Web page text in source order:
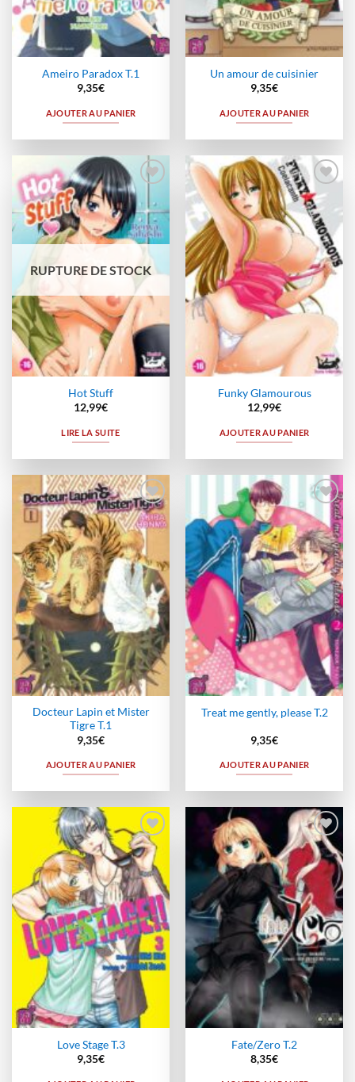
Ameiro Paradox T.1
9,35€
AJOUTER AU PANIER
Un amour de cuisinier
9,35€
AJOUTER AU PANIER
Ajouter
à la
wishlist
RUPTURE DE STOCK
Hot Stuff
12,99€
LIRE LA SUITE
Ajouter
à la
wishlist
Funky Glamourous
12,99€
AJOUTER AU PANIER
Ajouter
à la
wishlist
Docteur Lapin et Mister
Tigre T.1
9,35€
AJOUTER AU PANIER
Ajouter
à la
wishlist
Treat me gently, please T.2
9,35€
AJOUTER AU PANIER
Ajouter
à la
wishlist
Love Stage T.3
9,35€
Ajouter
à la
wishlist
Fate/Zero T.2
8,35€